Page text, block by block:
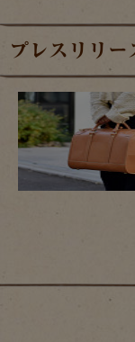
プレスリリー